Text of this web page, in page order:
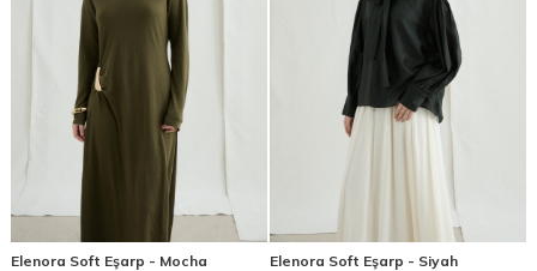
Elenora Soft Eşarp - Mocha Elenora Soft Eşarp - Siyah